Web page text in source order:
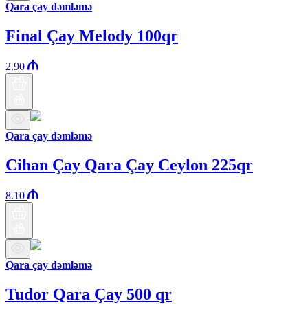
Qara çay dəmləmə
Final Çay Melody 100qr
2.90
Qara çay dəmləmə
Cihan Çay Qara Çay Ceylon 225qr
8.10
Qara çay dəmləmə
Tudor Qara Çay 500 qr